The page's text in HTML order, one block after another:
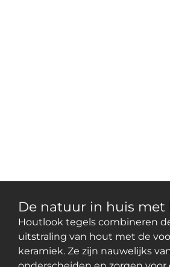
De natuur in huis
Houtlook tegels combineren
uitstraling van hout met de
keramiek. Ze zijn nauwelijks